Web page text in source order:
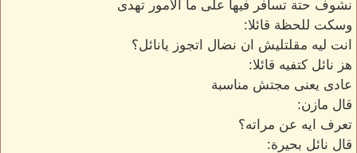
نشوف حتة تسافر فيها على ما الأمور تهدى
وسكت للحظة قائلا:
انت ليه مقلتليش ان نضال اتجوز يانائل؟
هز نائل كتفيه قائلا:
عادى يعنى مجتش مناسبة
قال مازن:
تعرف ايه عن مراته؟
قال نائل بحيرة: